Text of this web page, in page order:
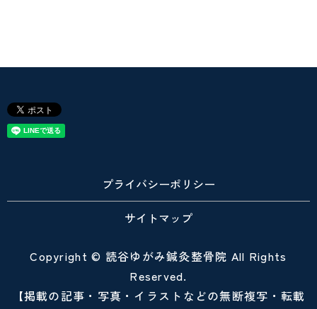
プライバシーポリシー
サイトマップ
Copyright © 読谷ゆがみ鍼灸整骨院 All Rights
Reserved.
【掲載の記事・写真・イラストなどの無断複写・転載